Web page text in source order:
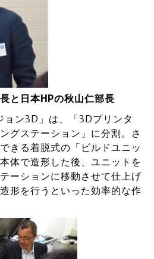
と日本HPの秋山仁部長
ョン3D」は、「3Dプリンタ
グステーション」に分割。さ
きる着脱式の「ビルドユニッ
体で造形した後、ユニットを
ーションに移動させて仕上げ
形を行うといった効率的な作